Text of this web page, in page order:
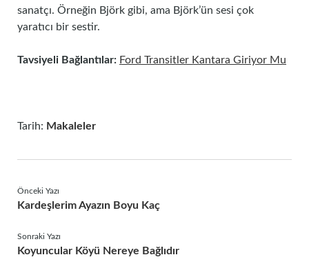
sanatçı. Örneğin Björk gibi, ama Björk’ün sesi çok
yaratıcı bir sestir.
Tavsiyeli Bağlantılar: Ford Transitler Kantara Giriyor Mu
Tarih: Makaleler
Önceki Yazı
Kardeşlerim Ayazın Boyu Kaç
Sonraki Yazı
Koyuncular Köyü Nereye Bağlıdır